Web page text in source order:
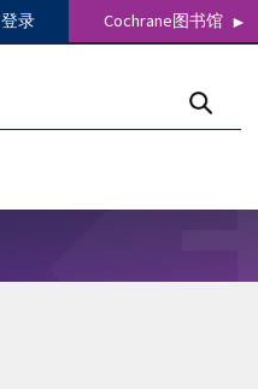
登录 Cochrane图书馆